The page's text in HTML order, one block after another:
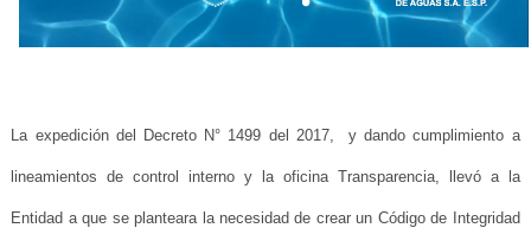
La expedición del Decreto N° 1499 del 2017, y dando cumplimiento a
lineamientos de control interno y la oficina Transparencia, llevó a la
Entidad a que se planteara la necesidad de crear un Código de Integridad